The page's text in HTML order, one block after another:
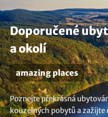
Doporučené
a okolí
amazing places
Poznejte překrásná
kouzelných pobytů a zažijte